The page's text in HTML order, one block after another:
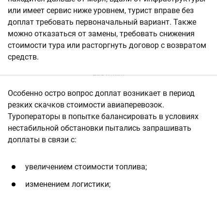
или имеет сервис ниже уровнем, турист вправе без
доплат требовать первоначальный вариант. Также
можно отказаться от замены, требовать снижения
стоимости тура или расторгнуть договор с возвратом
средств.
Особенно остро вопрос доплат возникает в период
резких скачков стоимости авиаперевозок.
Туроператоры в попытке балансировать в условиях
нестабильной обстановки пытались запрашивать
доплаты в связи с:
увеличением стоимости топлива;
изменением логистики;